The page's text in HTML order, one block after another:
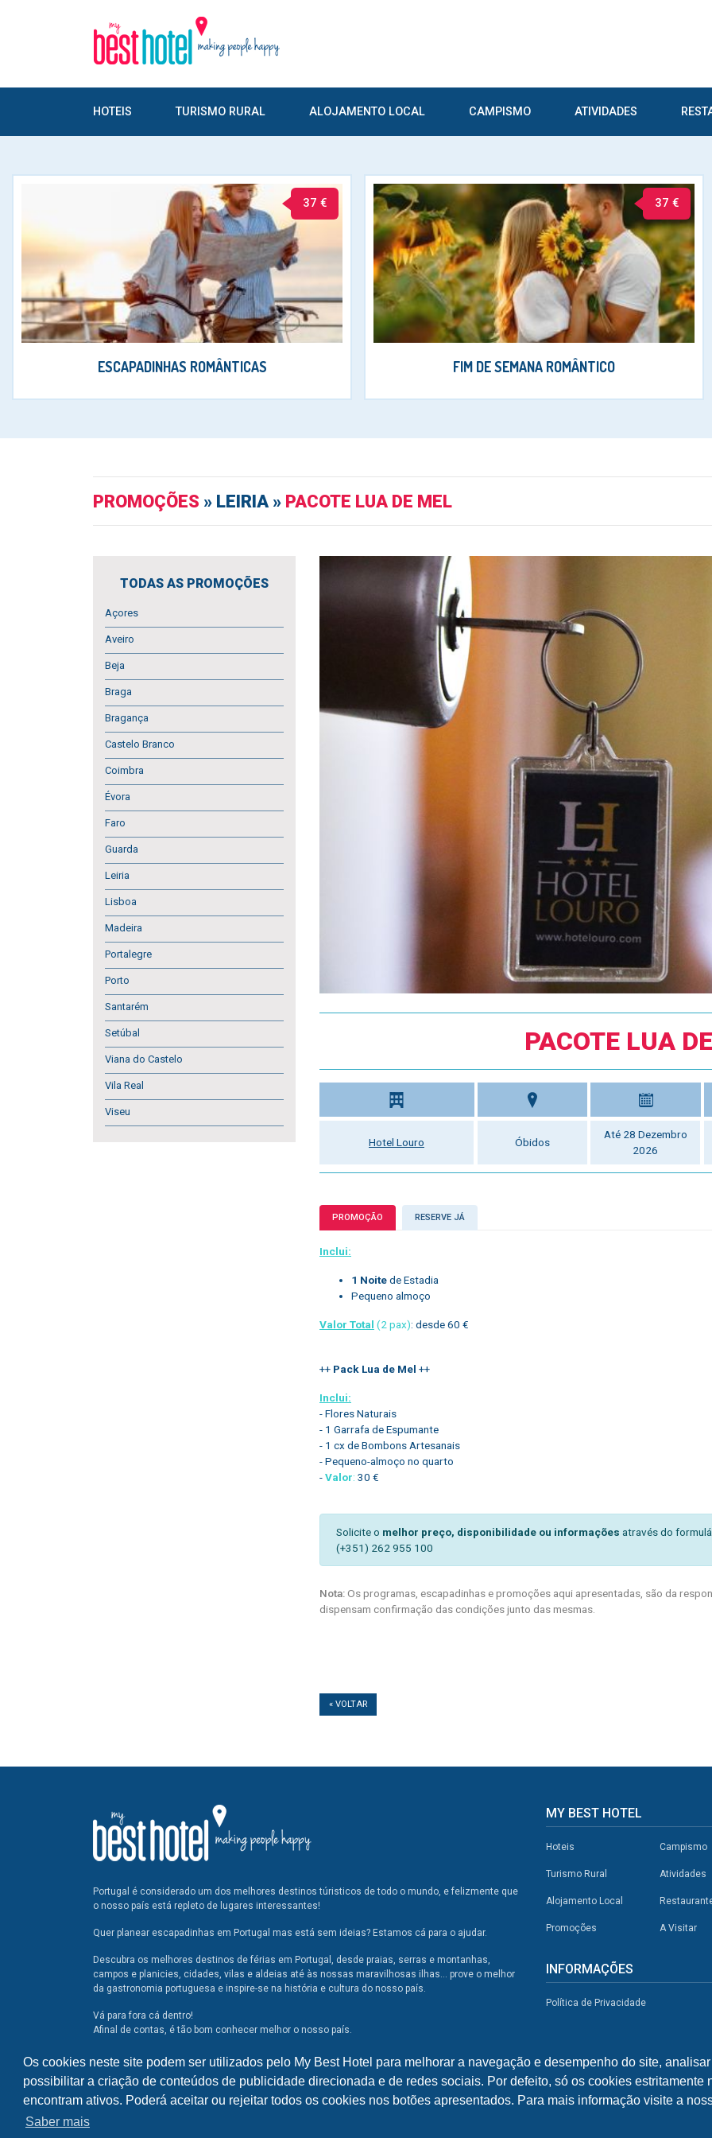
Os cookies neste site podem ser utilizados pelo My Best Hotel para melhorar a navegação e desempenho do site,
possibilitar a criação de conteúdos de publicidade direcionada e de redes sociais. Por defeito, só os cookies estritamente
encontram ativos. Poderá aceitar ou rejeitar todos os cookies nos botões apresentados. Para mais informação visite a
Saber mais
HOTEIS TURISMO RURAL ALOJAMENTO LOCAL CAMPISMO ATIVIDADES
37 €
ESCAPADINHAS ROMÂNTICAS
37 €
FIM DE SEMANA ROMÂNTICO
PROMOÇÕES » LEIRIA » PACOTE LUA DE MEL
TODAS AS PROMOÇÕES
Açores
Aveiro
Beja
Braga
Bragança
Castelo Branco
Coimbra
Évora
Faro
Guarda
Leiria
Lisboa
Madeira
Portalegre
Porto
Santarém
Setúbal
Viana do Castelo
Vila Real
Viseu
PACOTE LUA
Hotel Louro Óbidos
Até 28 Dezembro
2026
PROMOÇÃO RESERVE JÁ
Inclui:
1 Noitede Estadia
Pequeno almoço
Valor Total (2 pax): desde 60 €
++ Pack Lua de Mel ++
Inclui:
- Flores Naturais
- 1 Garrafa de Espumante
- 1 cx de Bombons Artesanais
- Pequeno-almoço no quarto
-Valor: 30 €
Solicite o melhor preço, disponibilidade ou informações através do
(+351) 262 955 100
Nota:Os programas, escapadinhas e promoções aqui apresentadas, são da
dispensam confirmação das condições junto das mesmas.
« VOLTAR
Portugal é considerado um dos melhores destinos túristicos de todo o mundo, e felizmente que
o nosso país está repleto de lugares interessantes!
Quer planear escapadinhas em Portugal mas está sem ideias? Estamos cá para o ajudar.
Descubra os melhores destinos de férias em Portugal, desde praias, serras e montanhas,
campos e planicies, cidades, vilas e aldeias até às nossas maravilhosas ilhas... prove o melhor
da gastronomia portuguesa e inspire-se na história e cultura do nosso país.
Vá para fora cá dentro!
Afinal de contas, é tão bom conhecer melhor o nosso país.
MY BEST HOTEL
Hoteis
Turismo Rural
Alojamento Local
Promoções
Campismo
Atividades
A Visitar
INFORMAÇÕES
Política de Privacidade